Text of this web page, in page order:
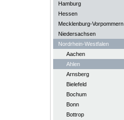
Hamburg
Hessen
Mecklenburg-Vorpommern
Niedersachsen
Nordrhein-Westfalen
Aachen
Ahlen
Arnsberg
Bielefeld
Bochum
Bonn
Bottrop